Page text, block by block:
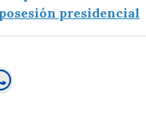
presidencial